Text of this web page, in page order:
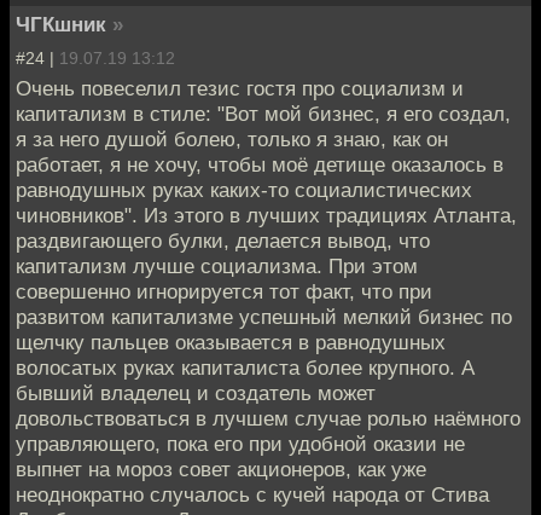
ЧГКшник »
#24 | 19.07.19 13:12
Очень повеселил тезис гостя про социализм и
капитализм в стиле: "Вот мой бизнес, я его создал,
я за него душой болею, только я знаю, как он
работает, я не хочу, чтобы моё детище оказалось в
равнодушных руках каких-то социалистических
чиновников". Из этого в лучших традициях Атланта,
раздвигающего булки, делается вывод, что
капитализм лучше социализма. При этом
совершенно игнорируется тот факт, что при
развитом капитализме успешный мелкий бизнес по
щелчку пальцев оказывается в равнодушных
волосатых руках капиталиста более крупного. А
бывший владелец и создатель может
довольствоваться в лучшем случае ролью наёмного
управляющего, пока его при удобной оказии не
выпнет на мороз совет акционеров, как уже
неоднократно случалось с кучей народа от Стива